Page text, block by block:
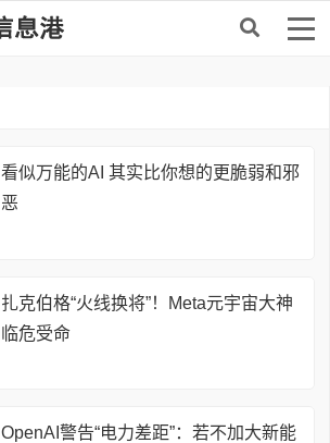
看似万能的AI 其实比你想的更脆弱和邪
恶
扎克伯格“火线换将”！Meta元宇宙大神
临危受命
OpenAI警告“电力差距”：若不加大新能